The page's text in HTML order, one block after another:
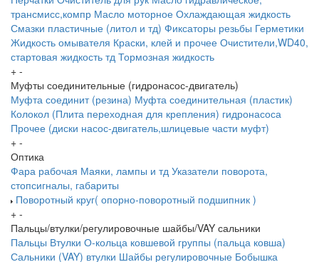
трансмисс,компр Масло моторное Охлаждающая жидкость
Смазки пластичные (литол и тд) Фиксаторы резьбы Герметики
Жидкость омывателя Краски, клей и прочее Очистители,WD40,
стартовая жидкость тд Тормозная жидкость
+ -
Муфты соединительные (гидронасос-двигатель)
Муфта соединит (резина) Муфта соединительная (пластик)
Колокол (Плита переходная для крепления) гидронасоса
Прочее (диски насос-двигатель,шлицевые части муфт)
+ -
Оптика
Фара рабочая Маяки, лампы и тд Указатели поворота,
стопсигналы, габариты
Поворотный круг( опорно-поворотный подшипник )
+ -
Пальцы/втулки/регулировочные шайбы/VAY сальники
Пальцы Втулки О-кольца ковшевой группы (пальца ковша)
Сальники (VAY) втулки Шайбы регулировочные Бобышка